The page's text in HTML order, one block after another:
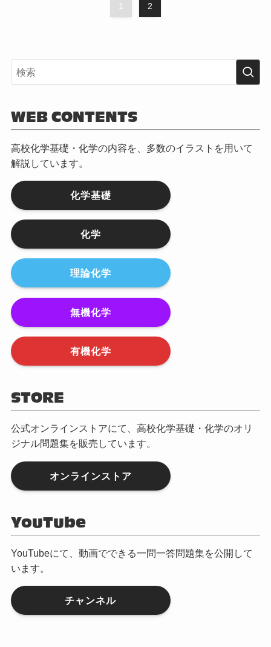
1 2
WEB CONTENTS
高校化学基礎・化学の内容を、多数のイラストを用いて
解説しています。
化学基礎
化学
理論化学
無機化学
有機化学
STORE
公式オンラインストアにて、高校化学基礎・化学のオリ
ジナル問題集を販売しています。
オンラインストア
YouTube
YouTubeにて、動画でできる一問一答問題集を公開して
います。
チャンネル